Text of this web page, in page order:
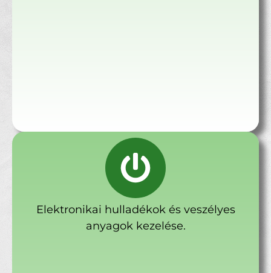
Elektronikai hulladékok és veszélyes
anyagok kezelése.